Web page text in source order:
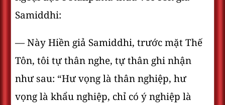
Samiddhi:
— Này Hiền giả Samiddhi, trước mặt Thế
Tôn, tôi tự thân nghe, tự thân ghi nhận
như sau: “Hư vọng là thân nghiệp, hư
vọng là khẩu nghiệp, chỉ có ý nghiệp là